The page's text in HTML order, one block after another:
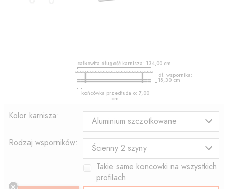
całkowita długość karnisza: 134,00cm
dł. wspornika:
18,30cm
końcówka przedłuża o: 7,00
cm
Kolor karnisza:
Aluminium szczotkowane
Rodzaj wsporników:
Ścienny 2 szyny
Takie same koncowki na wszystkich
profilach